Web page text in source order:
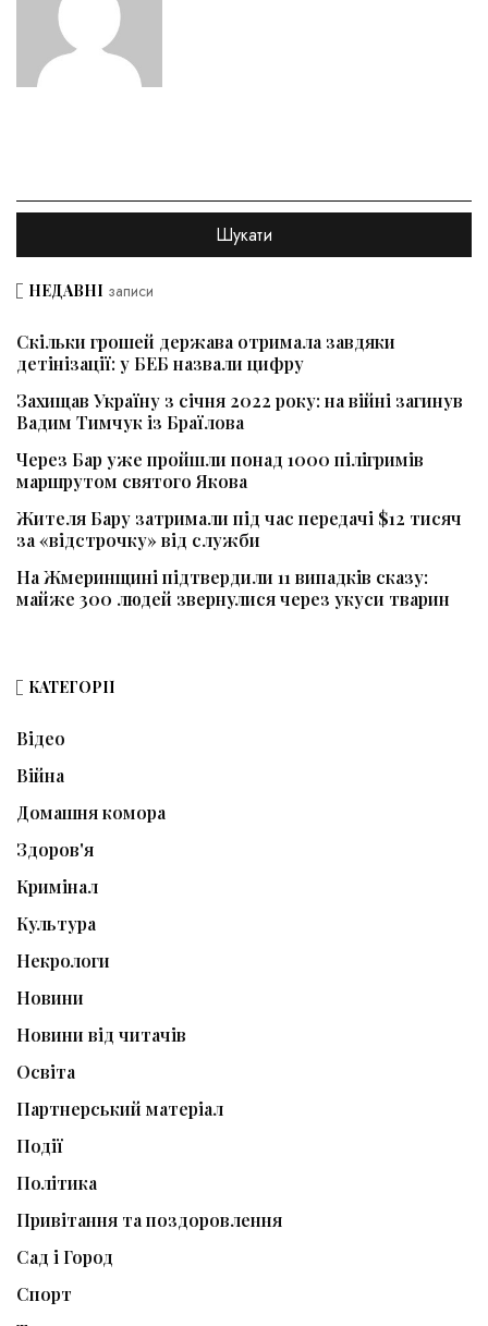
НЕДАВНІ записи
Скільки грошей держава отримала завдяки
детінізації: у БЕБ назвали цифру
Захищав Україну з січня 2022 року: на війні загинув
Вадим Тимчук із Браїлова
Через Бар уже пройшли понад 1000 пілігримів
маршрутом святого Якова
Жителя Бару затримали під час передачі $12 тисяч
за «відстрочку» від служби
На Жмеринщині підтвердили 11 випадків сказу:
майже 300 людей звернулися через укуси тварин
КАТЕГОРІЇ
Відео
Війна
Домашня комора
Здоров'я
Кримінал
Культура
Некрологи
Новини
Новини від читачів
Освіта
Партнерський матеріал
Події
Політика
Привітання та поздоровлення
Сад і Город
Спорт